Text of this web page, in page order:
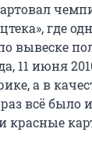
где
вывеске
11 июня
а в
всё